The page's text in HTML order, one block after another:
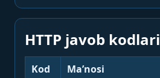
HTTP javob kodlari
Kod Ma’nosi